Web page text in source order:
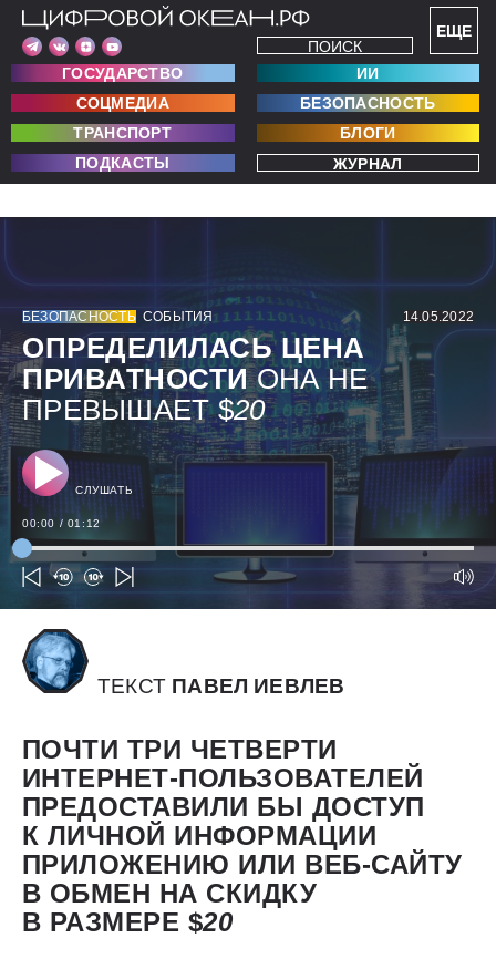
ЕЩЕ
ПОИСК
ГОСУДАРСТВО
ИИ
СОЦМЕДИА
БЕЗОПАСНОСТЬ
ТРАНСПОРТ
БЛОГИ
ПОДКАСТЫ
ЖУРНАЛ
БЕЗОПАСНОСТЬ СОБЫТИЯ 14.05.2022
ОПРЕДЕЛИЛАСЬ ЦЕНА
ПРИВАТНОСТИОНА НЕ
ПРЕВЫШАЕТ $20
СЛУШАТЬ
00:00 / 01:12
ТЕКСТ ПАВЕЛ ИЕВЛЕВ
ПОЧТИ ТРИ ЧЕТВЕРТИ
ИНТЕРНЕТ-ПОЛЬЗОВАТЕЛЕЙ
ПРЕДОСТАВИЛИ БЫ ДОСТУП
К ЛИЧНОЙ ИНФОРМАЦИИ
ПРИЛОЖЕНИЮ ИЛИ ВЕБ-САЙТУ
В ОБМЕН НА СКИДКУ
В РАЗМЕРЕ $20